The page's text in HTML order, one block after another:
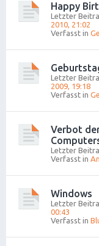
Happy
Letzter
2010, 21:02
Verfasst in
Letzter
2009, 19:18
Verfasst in
Verbot
Letzter
Verfasst in
Windows
Letzter
00:43
Verfasst in